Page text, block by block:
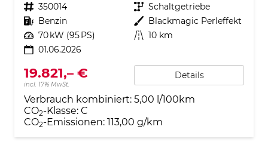
Fahrzeugnr. 350014 Getriebe Schaltgetriebe
Kraftstoff Benzin Außenfarbe Blackmagic Perleffekt
Leistung 70 kW (95 PS) Kilometerstand 10 km
01.06.2026
19.821,– €
incl. 17% MwSt.
Details
Verbrauch kombiniert: 5,00 l/100km
CO2-Klasse: C
CO2-Emissionen: 113,00 g/km